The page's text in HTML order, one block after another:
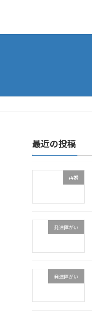
最近の投稿
再婚
発達障がい
発達障がい